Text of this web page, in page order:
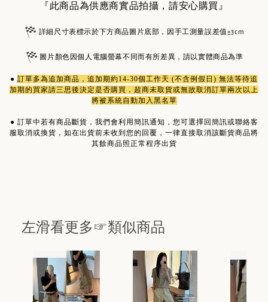
『此商品為供應商實品拍攝，請安心購買』
詳細尺寸表標示於下方商品圖片底部，因手工測量誤差值±3cm
圖片顏色因個人電腦螢幕不同而有所差異，請以實體商品為準
● 訂單多為追加商品 ，追加期約14-30個工作天 (不含例假日) 無法等待追
加期的買家請三思後決定是否購買，超商未取貨或無故取消訂單兩次以上
將被系統自動加入黑名單
● 訂單中若有商品斷貨，我們會利用簡訊通知，您可選擇回簡訊或聯絡客
服取消或換貨，如在出貨前未收到您的回覆，一律直接取消該斷貨商品將
其餘商品照正常程序出貨
左滑看更多☞類似商品